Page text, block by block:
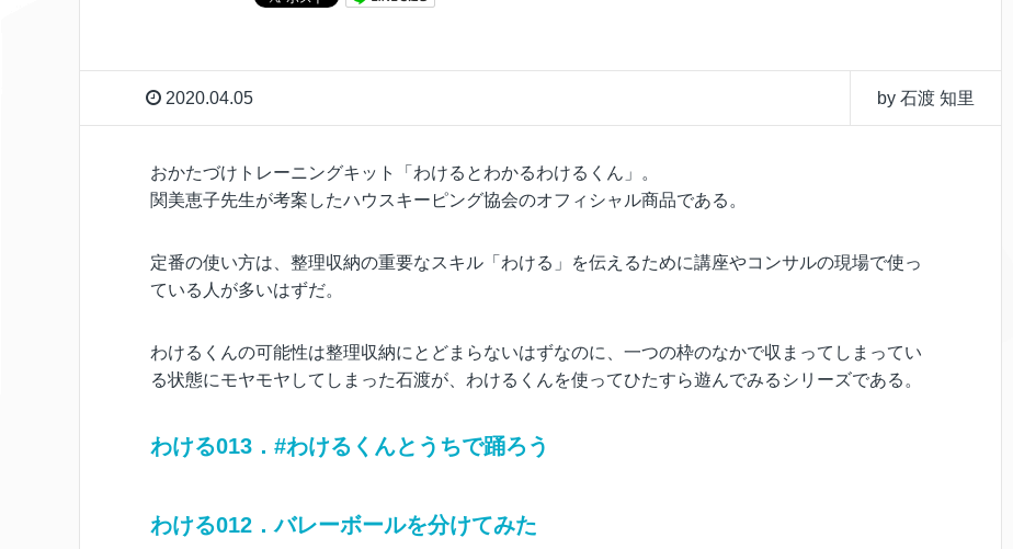
2020.04.05 by 石渡 知里
おかたづけトレーニングキット「わけるとわかるわけるくん」。
関美恵子先生が考案したハウスキーピング協会のオフィシャル商品である。
定番の使い方は、整理収納の重要なスキル「わける」を伝えるために講座やコンサルの現場で使っ
ている人が多いはずだ。
わけるくんの可能性は整理収納にとどまらないはずなのに、一つの枠のなかで収まってしまってい
る状態にモヤモヤしてしまった石渡が、わけるくんを使ってひたすら遊んでみるシリーズである。
わける013．#わけるくんとうちで踊ろう
わける012．バレーボールを分けてみた